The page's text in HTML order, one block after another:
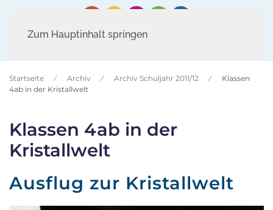
Zum Hauptinhalt springen
Startseite Archiv Archiv Schuljahr 2011/12
Klassen
4ab in der Kristallwelt
Klassen 4ab in der
Kristallwelt
Ausflug zur Kristallwelt